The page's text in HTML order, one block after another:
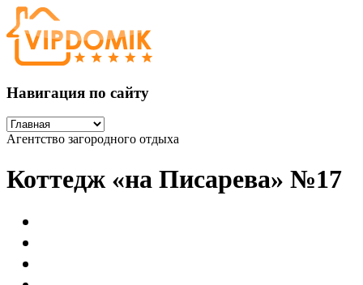
Навигация по сайту
Агентство загородного отдыха
Коттедж «на Писарева» №17